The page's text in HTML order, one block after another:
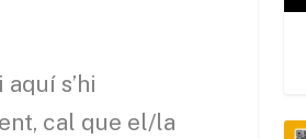
s’hi
cal que el/la